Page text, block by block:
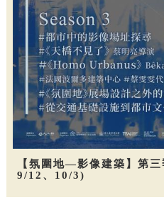
【氛圍地—影像建築】第
9/12、10/3)